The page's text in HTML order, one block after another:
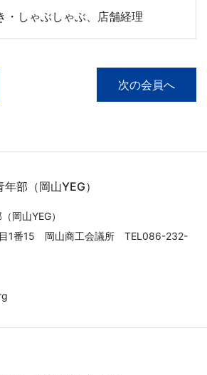
・しゃぶしゃぶ、店舗経理
次の会員へ
岡山YEG）
目1番15 岡山商工会議所 TEL086-232-